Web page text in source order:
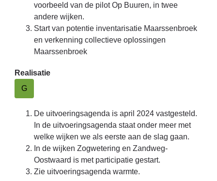
voorbeeld van de pilot Op Buuren, in twee
andere wijken.
Start van potentie inventarisatie Maarssenbroek
en verkenning collectieve oplossingen
Maarssenbroek
Realisatie
G
De uitvoeringsagenda is april 2024 vastgesteld.
In de uitvoeringsagenda staat onder meer met
welke wijken we als eerste aan de slag gaan.
In de wijken Zogwetering en Zandweg-
Oostwaard is met participatie gestart.
Zie uitvoeringsagenda warmte.